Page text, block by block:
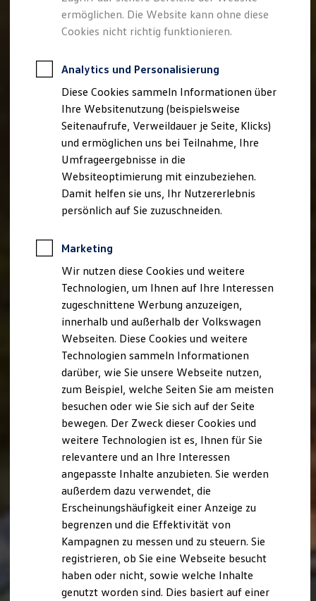
Kfz-Versicherung
Restschuldversicherungen
Garantien
Professional Class bei Volkswagen
Behörden
Direktkunden
Sonderfahrzeuge
Anpfiff zum Gewinn
Elektromobilität
Elektroautos
ID. Tutorials
Elektrofahrzeugkonzepte
ID. EVERY1
Reichweite
Rekuperation
Laden unterwegs
Laden Zuhause
Ladestationen finden
Ladezeitensimulator
Batterie
Sicherheit
Nachhaltigkeit
Technologie
Kosten und Kauf
Verbrauchskosten
Kaufoptionen
E-Auto-Förderung
Software und Konnektivität
Die ID. Software 6
ID. Software Versionen und Updates
Digitale Extras
Schnittstellen zu Ihrem ID.
Marke und Erlebnis
Volkswagen R und R Experience
R-Modelle
R Experience
Driving Experience
Volkswagen entdecken
Werkbesichtigung
ermöglichen. Die Website kann ohne diese
Cookies nicht richtig funktionieren.
Analytics und Personalisierung
Diese Cookies sammeln Informationen über
Ihre Websitenutzung (beispielsweise
Seitenaufrufe, Verweildauer je Seite, Klicks)
und ermöglichen uns bei Teilnahme, Ihre
Umfrageergebnisse in die
Websiteoptimierung mit einzubeziehen.
Damit helfen sie uns, Ihr Nutzererlebnis
persönlich auf Sie zuzuschneiden.
Marketing
Wir nutzen diese Cookies und weitere
Technologien, um Ihnen auf Ihre Interessen
zugeschnittene Werbung anzuzeigen,
innerhalb und außerhalb der Volkswagen
Webseiten. Diese Cookies und weitere
Technologien sammeln Informationen
darüber, wie Sie unsere Webseite nutzen,
zum Beispiel, welche Seiten Sie am meisten
besuchen oder wie Sie sich auf der Seite
bewegen. Der Zweck dieser Cookies und
weitere Technologien ist es, Ihnen für Sie
relevantere und an Ihre Interessen
angepasste Inhalte anzubieten. Sie werden
außerdem dazu verwendet, die
Erscheinungshäufigkeit einer Anzeige zu
begrenzen und die Effektivität von
Kampagnen zu messen und zu steuern. Sie
registrieren, ob Sie eine Webseite besucht
haben oder nicht, sowie welche Inhalte
genutzt worden sind. Dies basiert auf einer